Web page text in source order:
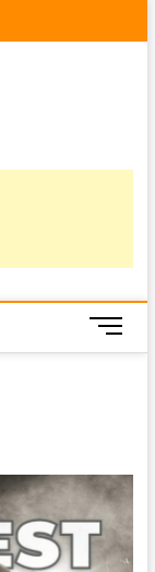
M
e
t
o
n